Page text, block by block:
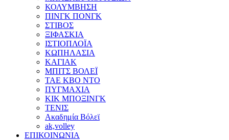
ΚΟΛΥΜΒΗΣΗ
ΠΙΝΓΚ ΠΟΝΓΚ
ΣΤΙΒΟΣ
ΞΙΦΑΣΚΙΑ
ΙΣΤΙΟΠΛΟΪΑ
ΚΩΠΗΛΑΣΙΑ
ΚΑΓΙΑΚ
ΜΠΙΤΣ ΒΟΛΕΪ
ΤΑΕ ΚΒΟ ΝΤΟ
ΠΥΓΜΑΧΙΑ
ΚΙΚ ΜΠΟΞΙΝΓΚ
ΤΕΝΙΣ
Ακαδημία Βόλεϊ
ak,volley
ΕΠΙΚΟΙΝΩΝΙΑ